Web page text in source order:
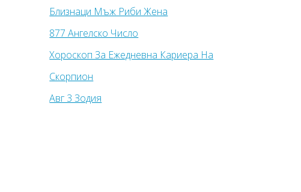
Близнаци Мъж Риби Жена
877 Ангелско Число
Хороскоп За Ежедневна Кариера На
Скорпион
Авг 3 Зодия